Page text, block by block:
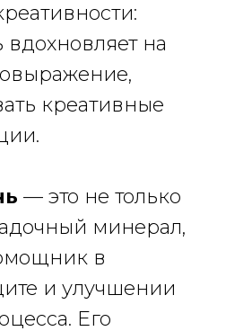
на
креативные
— это не только
минерал,
в
и улучшении
Его